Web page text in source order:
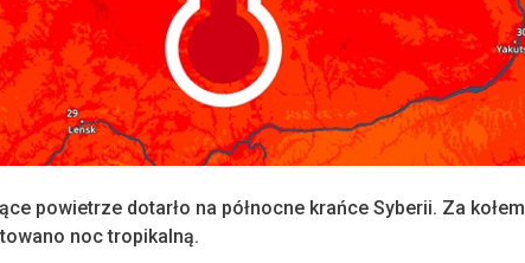
powietrze dotarło na północne krańce Syberii. Za kołem
noc tropikalną.